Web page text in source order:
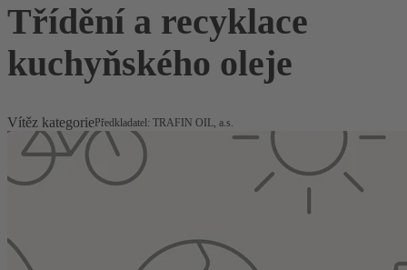
Třídění a recyklace
kuchyňského oleje
Vítěz kategoriePředkladatel: TRAFIN OIL, a.s.